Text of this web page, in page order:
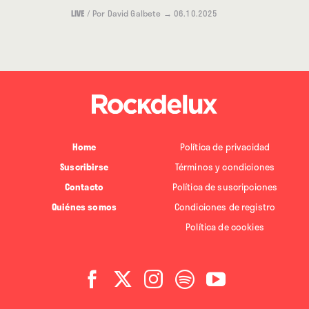
engrosan una filmografía siempre viajera en cuya
bitácora encontramos asientos escritos en Ramala,
(2006), documentó la grabación en Jamaica con
músicos de la isla caribeña y en los estudios Tuff
Gong de su álbum “Euskal Herria Jamaika Clash”
(2006). Escribió y dirigió la serie divulgativa“Next
(2011) para tomar el pulso a escenas
ayuda del realizador Javier Corcuera dirigió
“Checkpoint Rock. Canciones desde Palestina”
LIVE / Por David Galbete → 06.10.2025
Home
Suscribirse
Contacto
Quiénes somos
Política de privacidad
Términos y condiciones
Política de suscripciones
Condiciones de registro
Política de cookies